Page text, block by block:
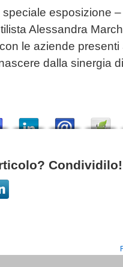
speciale esposizione
Alessandra
le aziende
dalla sinergia
Condividilo!